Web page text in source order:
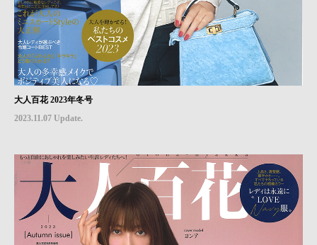
大人百花 2023年冬号
2023.11.07 Update.